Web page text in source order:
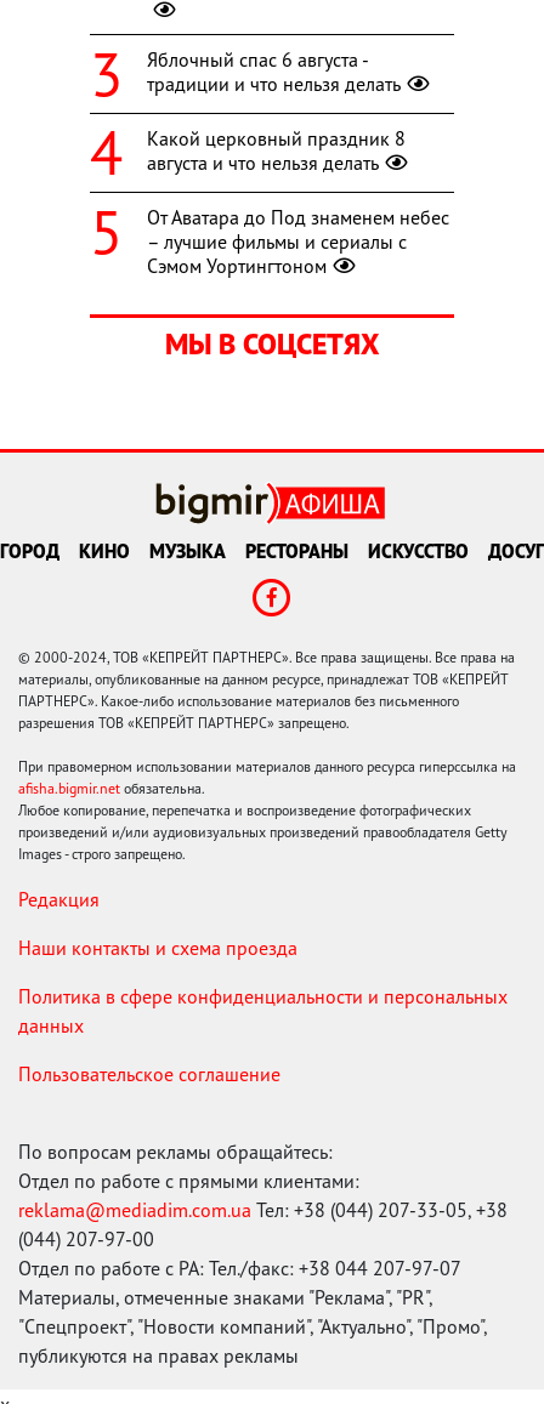
Яблочный спас 6 августа -
традиции и что нельзя делать
Какой церковный праздник 8
августа и что нельзя делать
От Аватара до Под знаменем небес
– лучшие фильмы и сериалы с
Сэмом Уортингтоном
МЫ В СОЦСЕТЯХ
ГОРОД КИНО МУЗЫКА РЕСТОРАНЫ ИСКУССТВО ДОСУГ
© 2000-2024, ТОВ «КЕПРЕЙТ ПАРТНЕРС». Все права защищены. Все права на
материалы, опубликованные на данном ресурсе, принадлежат ТОВ «КЕПРЕЙТ
ПАРТНЕРС». Какое-либо использование материалов без письменного
разрешения ТОВ «КЕПРЕЙТ ПАРТНЕРС» запрещено.
При правомерном использовании материалов данного ресурса гиперссылка на
afisha.bigmir.net обязательна.
Любое копирование, перепечатка и воспроизведение фотографических
произведений и/или аудиовизуальных произведений правообладателя Getty
Images - строго запрещено.
Редакция
Наши контакты и схема проезда
Политика в сфере конфиденциальности и персональных
данных
Пользовательское соглашение
По вопросам рекламы обращайтесь:
Отдел по работе с прямыми клиентами:
reklama@mediadim.com.ua Тел: +38 (044) 207-33-05, +38
(044) 207-97-00
Отдел по работе с РА: Тел./факс: +38 044 207-97-07
Материалы, отмеченные знаками "Реклама", "PR",
"Спецпроект", "Новости компаний", "Актуально", "Промо",
публикуются на правах рекламы